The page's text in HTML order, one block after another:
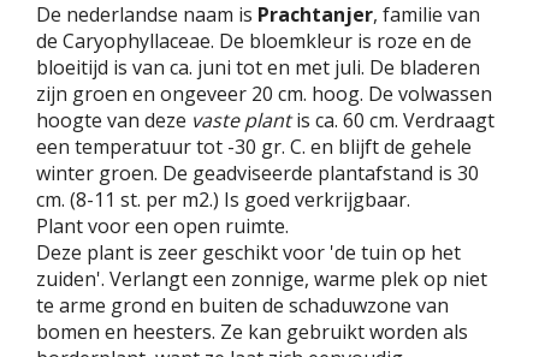
De nederlandse naam is Prachtanjer, familie van
de Caryophyllaceae. De bloemkleur is roze en de
bloeitijd is van ca. juni tot en met juli. De bladeren
zijn groen en ongeveer 20 cm. hoog. De volwassen
hoogte van deze vaste plantis ca. 60 cm. Verdraagt
een temperatuur tot -30 gr. C. en blijft de gehele
winter groen. De geadviseerde plantafstand is 30
cm. (8-11 st. per m2.) Is goed verkrijgbaar.
Plant voor een open ruimte.
Deze plant is zeer geschikt voor 'de tuin op het
zuiden'. Verlangt een zonnige, warme plek op niet
te arme grond en buiten de schaduwzone van
bomen en heesters. Ze kan gebruikt worden als